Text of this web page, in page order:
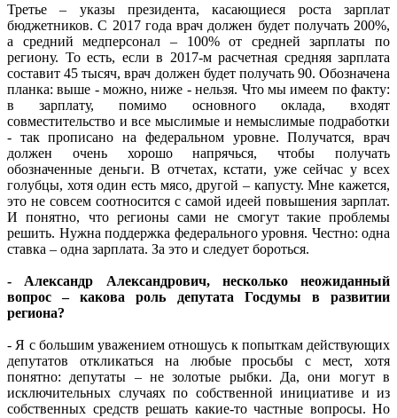
Третье – указы президента, касающиеся роста зарплат
бюджетников. С 2017 года врач должен будет получать 200%,
а средний медперсонал – 100% от средней зарплаты по
региону. То есть, если в 2017-м расчетная средняя зарплата
составит 45 тысяч, врач должен будет получать 90. Обозначена
планка: выше - можно, ниже - нельзя. Что мы имеем по факту:
в зарплату, помимо основного оклада, входят
совместительство и все мыслимые и немыслимые подработки
- так прописано на федеральном уровне. Получатся, врач
должен очень хорошо напрячься, чтобы получать
обозначенные деньги. В отчетах, кстати, уже сейчас у всех
голубцы, хотя один есть мясо, другой – капусту. Мне кажется,
это не совсем соотносится с самой идеей повышения зарплат.
И понятно, что регионы сами не смогут такие проблемы
решить. Нужна поддержка федерального уровня. Честно: одна
ставка – одна зарплата. За это и следует бороться.
- Александр Александрович, несколько неожиданный
вопрос – какова роль депутата Госдумы в развитии
региона?
- Я с большим уважением отношусь к попыткам действующих
депутатов откликаться на любые просьбы с мест, хотя
понятно: депутаты – не золотые рыбки. Да, они могут в
исключительных случаях по собственной инициативе и из
собственных средств решать какие-то частные вопросы. Но